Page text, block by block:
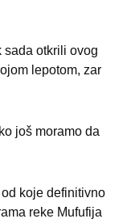
sada otkrili ovog
lepotom, zar
još moramo da
koje definitivno
reke Mufufija